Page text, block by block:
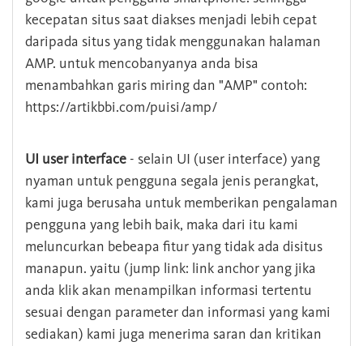
kecepatan situs saat diakses menjadi lebih cepat
daripada situs yang tidak menggunakan halaman
AMP. untuk mencobanyanya anda bisa
menambahkan garis miring dan "AMP" contoh:
https://artikbbi.com/puisi/amp/
UI user interface - selain UI (user interface) yang
nyaman untuk pengguna segala jenis perangkat,
kami juga berusaha untuk memberikan pengalaman
pengguna yang lebih baik, maka dari itu kami
meluncurkan bebeapa fitur yang tidak ada disitus
manapun. yaitu (jump link: link anchor yang jika
anda klik akan menampilkan informasi tertentu
sesuai dengan parameter dan informasi yang kami
sediakan) kami juga menerima saran dan kritikan